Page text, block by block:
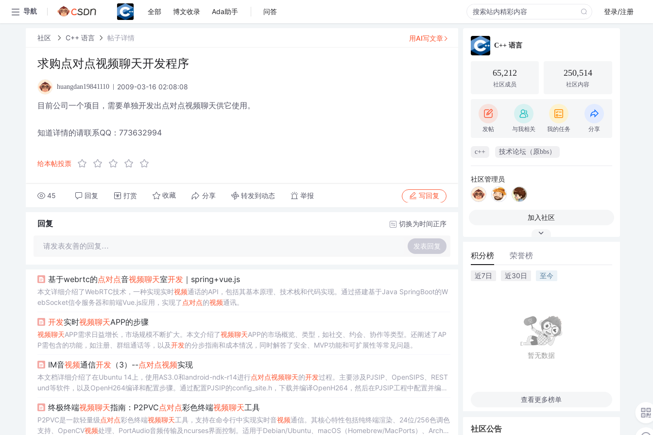
导航 全部 博文收录 Ada助手 问答 登录/注册
社区 C++ 语言 帖子详情
求购点对点视频聊天开发程序
huangdan19841110 2009-03-16 02:08:08
目前公司一个项目，需要单独开发出点对点视频聊天供它使用。
知道详情的请联系QQ：773632994
给本帖投票
45 回复 打赏 收藏 分享 转发到动态 举报 写回复
用AI写文章
回复 切换为时间正序
请发表友善的回复… 发表回复
基于webrtc的点对点音视频聊天室开发｜spring+vue.js
本文详细介绍了WebRTC技术，一种实现实时视频通话的API，包括其基本原理、技术栈和代码实现。通过搭建基于Java SpringBoot的W
ebSocket信令服务器和前端Vue.js应用，实现了 点对点的视频通讯。
开发实时视频聊天APP的步骤
视频聊天APP需求日益增长，市场规模不断扩大。本文介绍了视频聊天APP的市场概览、类型，如社交、约会、协作等类型。还阐述了AP
P需包含的功能，如注册、群组通话等，以及开发的分步指南和成本情况，同时解答了安全、MVP功能和可扩展性等常见问题。
IM音视频通信开发（3）--点对点视频实现
本文档详细介绍了在Ubuntu 14上，使用AS3.0和android-ndk-r14进行点对点视频聊天的开发过程。主要涉及PJSIP、OpenSIPS、REST
und等软件，以及OpenH264编译和配置步骤。通过配置PJSIP的config_site.h，下载并编译OpenH264，然后在PJSIP工程中配置并编
终极终端视频聊天指南：P2PVC点对点彩色终端视频聊天工具
P2PVC是一款轻量级点对点彩色终端视频聊天工具，支持在命令行中实现实时音视频通信。其核心特性包括纯终端渲染、24位/256色调色
支持、OpenCV视频处理、PortAudio音频传输及ncurses界面控制。适用于Debian/Ubuntu、macOS（Homebrew/MacPorts）、Arch Li
C++ 语言
65,212
社区成员
250,514
社区内容
发帖 与我相关 我的任务 分享
c++ 技术论坛（原bbs）
社区管理员
加入社区
积分榜 荣誉榜
近7日 近30日 至今
暂无数据
查看更多榜单
社区公告